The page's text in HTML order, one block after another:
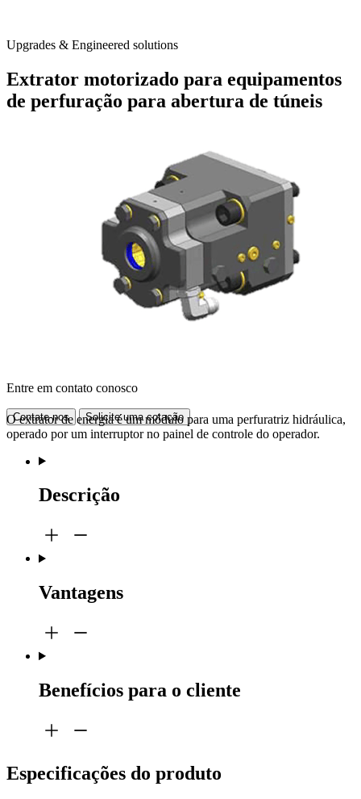
Upgrades & Engineered solutions
Extrator motorizado para equipamentos
de perfuração para abertura de túneis
Entre em contato conosco
Contate-nos Solicite uma cotação
O extrator de energia é um módulo para uma perfuratriz hidráulica,
operado por um interruptor no painel de controle do operador.
Descrição
Vantagens
Benefícios para o cliente
Especificações do produto